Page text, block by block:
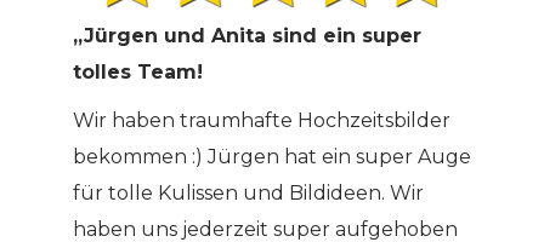
„Jürgen und Anita sind ein super
tolles Team!
Wir haben traumhafte Hochzeitsbilder
bekommen :) Jürgen hat ein super Auge
für tolle Kulissen und Bildideen. Wir
haben uns jederzeit super aufgehoben